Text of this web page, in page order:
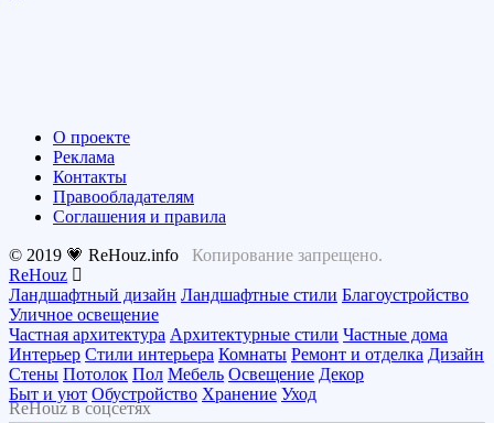
О проекте
Реклама
Контакты
Правообладателям
Соглашения и правила
© 2019 💗 ReHouz.info Копирование запрещено.
ReHouz
Ландшафтный дизайн Ландшафтные стили Благоустройство
Уличное освещение
Частная архитектура Архитектурные стили Частные дома
Интерьер Стили интерьера Комнаты Ремонт и отделка Дизайн
Стены Потолок Пол Мебель Освещение Декор
Быт и уют Обустройство Хранение Уход
ReHouz в соцсетях